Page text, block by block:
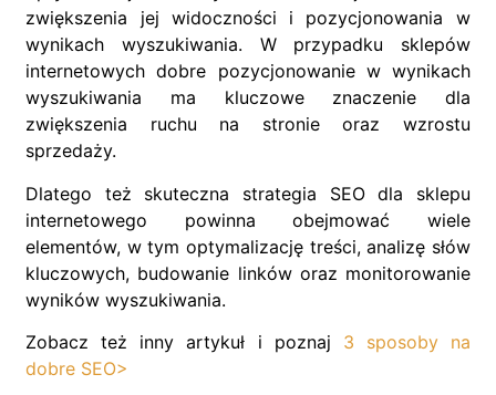
zwiększenia jej widoczności i pozycjonowania w
wynikach wyszukiwania. W przypadku sklepów
internetowych dobre pozycjonowanie w wynikach
wyszukiwania ma kluczowe znaczenie dla
zwiększenia ruchu na stronie oraz wzrostu
sprzedaży.
Dlatego też skuteczna strategia SEO dla sklepu
internetowego powinna obejmować wiele
elementów, w tym optymalizację treści, analizę słów
kluczowych, budowanie linków oraz monitorowanie
wyników wyszukiwania.
Zobacz też inny artykuł i poznaj 3 sposoby na
dobre SEO>